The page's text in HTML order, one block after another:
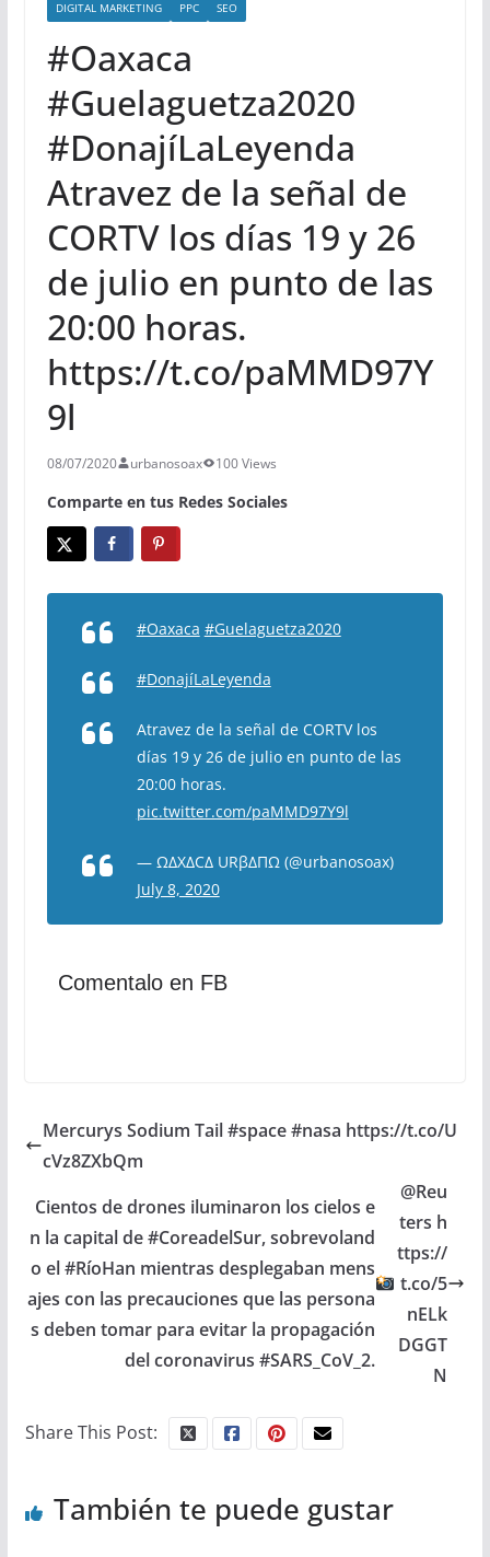
DIGITAL MARKETING PPC SEO
#Oaxaca
#Guelaguetza2020
#DonajíLaLeyenda
Atravez de la señal de
CORTV los días 19 y 26
de julio en punto de las
20:00 horas.
https://t.co/paMMD97Y
9l
08/07/2020 urbanosoax 100 Views
Comparte en tus Redes Sociales
#Oaxaca #Guelaguetza2020
#DonajíLaLeyenda
Atravez de la señal de CORTV los
días 19 y 26 de julio en punto de las
20:00 horas.
pic.twitter.com/paMMD97Y9l
— ΩΔXΔCΔ URβΔΠΩ (@urbanosoax)
July 8, 2020
Comentalo en FB
Mercurys Sodium Tail #space #nasa https://t.co/U
cVz8ZXbQm
Cientos de drones iluminaron los cielos e
n la capital de #CoreadelSur, sobrevoland
o el #RíoHan mientras desplegaban mens
ajes con las precauciones que las persona
s deben tomar para evitar la propagación
del coronavirus #SARS_CoV_2.
@Reu
ters h
ttps://
t.co/5
nELk
DGGT
N
Share This Post:
También te puede gustar